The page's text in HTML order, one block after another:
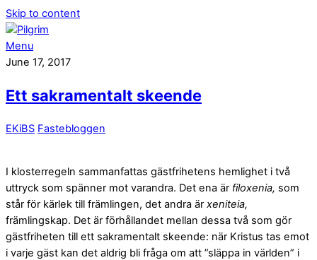
Skip to content
Menu
June 17, 2017
Ett sakramentalt skeende
EKiBS Fastebloggen
I klosterregeln sammanfattas gästfrihetens hemlighet i två
uttryck som spänner mot varandra. Det ena är filoxenia, som
står för kärlek till främlingen, det andra är xeniteia,
främlingskap. Det är förhållandet mellan dessa två som gör
gästfriheten till ett sakramentalt skeende: när Kristus tas emot
i varje gäst kan det aldrig bli fråga om att ”släppa in världen” i